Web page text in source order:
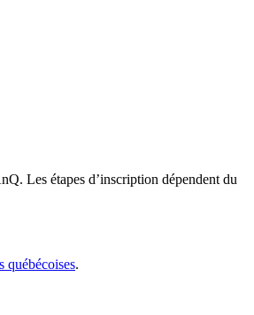
Les étapes d’inscription dépendent du
québécoises.